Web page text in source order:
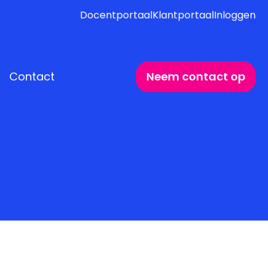
DocentportaalKlantportaalInloggen
Contact Neem contact op